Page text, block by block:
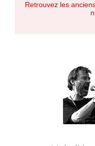
Retrouvez les